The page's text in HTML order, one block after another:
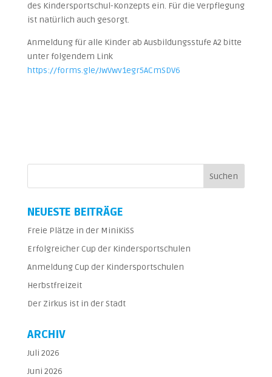
des Kindersportschul-Konzepts ein. Für die Verpflegung
ist natürlich auch gesorgt.
Anmeldung für alle Kinder ab Ausbildungsstufe A2 bitte
unter folgendem Link
https://forms.gle/JwVwv1egr5ACmSDV6
NEUESTE BEITRÄGE
Freie Plätze in der MiniKiSS
Erfolgreicher Cup der Kindersportschulen
Anmeldung Cup der Kindersportschulen
Herbstfreizeit
Der Zirkus ist in der Stadt
ARCHIV
Juli 2026
Juni 2026